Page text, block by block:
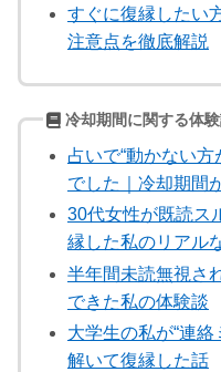
すぐに復縁したい
注意点を徹底解説
冷却期間に関する体
占いで“動かない
でした｜冷却期間
30代女性が既読ス
縁した私のリアル
半年間未読無視さ
できた私の体験談
大学生の私が“連
解いて復縁した話